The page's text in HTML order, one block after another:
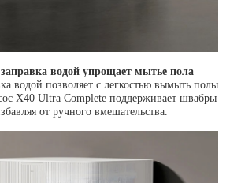
водой упрощает мытье пола
водой позволяет с легкостью вымыть полы
X40 Ultra Complete поддерживает швабры
от ручного вмешательства.